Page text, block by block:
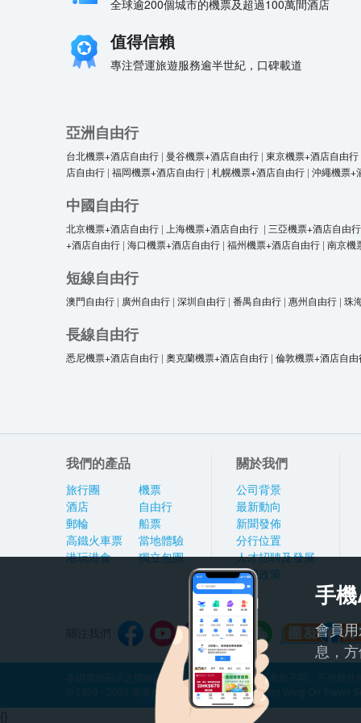
全球逾200個城市的機票及超過100萬間酒店
值得信賴
專注營運旅遊服務逾半世紀，口碑載道
亞洲自由行
台北機票+酒店自由行 | 曼谷機票+酒店自由行 | 東京機票+酒店自由行
店自由行 | 福岡機票+酒店自由行 | 札幌機票+酒店自由行 | 沖繩機票+
中國自由行
北京機票+酒店自由行 | 上海機票+酒店自由行 | 三亞機票+酒店自由行
+酒店自由行 | 海口機票+酒店自由行 | 福州機票+酒店自由行 | 南京機
短線自由行
澳門自由行 | 廣州自由行 | 深圳自由行 | 番禺自由行 | 惠州自由行 | 珠
長線自由行
悉尼機票+酒店自由行 | 奧克蘭機票+酒店自由行 | 倫敦機票+酒店自由
我們的產品
旅行團
酒店
郵輪
高鐵火車票
港玩港食
機票
自由行
船票
當地體驗
獨立包團
關於我們
公司背景
最新動向
新聞發佈
分行位置
人才招聘及發展
私隱政策
本網頁所顯示之價格因應產品種類及出發日期而有所不同，不包括
© 1999 - 2026 香港永安旅遊有限公司 Hong Kong Wing On Travel
手
會員
息，